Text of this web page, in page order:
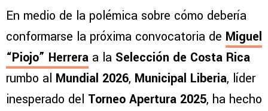
En medio de la polémica sobre cómo debería
conformarse la próxima convocatoria de Miguel
“Piojo” Herrera a la Selección de Costa Rica
rumbo al Mundial 2026, Municipal Liberia, líder
inesperado del Torneo Apertura 2025, ha hecho